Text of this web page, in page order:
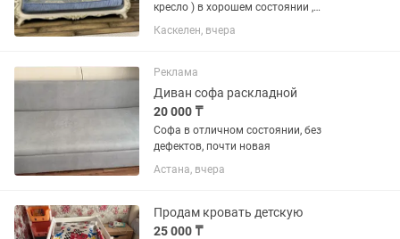
кресло ) в хорошем состоянии ,
пользовались аккуратно
Каскелен, вчера
Реклама
Диван софа раскладной
20 000 ₸
Софа в отличном состоянии, без
дефектов, почти новая
Астана, вчера
Продам кровать детскую
25 000 ₸